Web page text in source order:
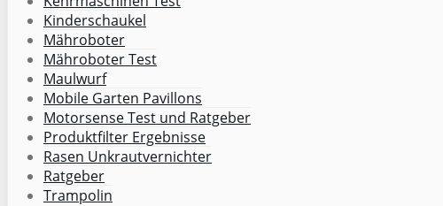
Kinderschaukel
Mähroboter
Mähroboter Test
Maulwurf
Mobile Garten Pavillons
Motorsense Test und Ratgeber
Produktfilter Ergebnisse
Rasen Unkrautvernichter
Ratgeber
Trampolin